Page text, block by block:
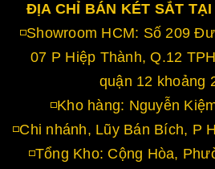
ĐỊA CHỈ BÁN KÉT SẮT TẠI
◽Showroom HCM: Số 209
07 P Hiệp Thành, Q.12
quận 12 khoảng
◽Kho hàng: Nguyễn
◽Chi nhánh, Lũy Bán Bích, P
◽Tổng Kho: Cộng Hòa,